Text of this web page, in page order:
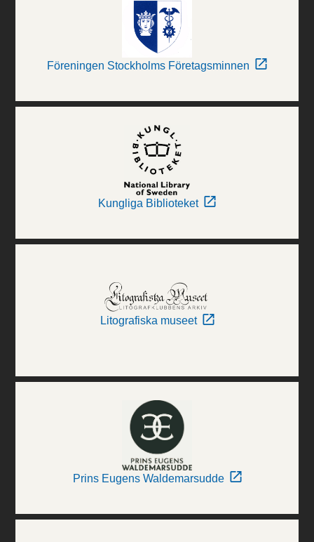
Föreningen Stockholms Företagsminnen
Kungliga Biblioteket
Litografiska museet
Prins Eugens Waldemarsudde